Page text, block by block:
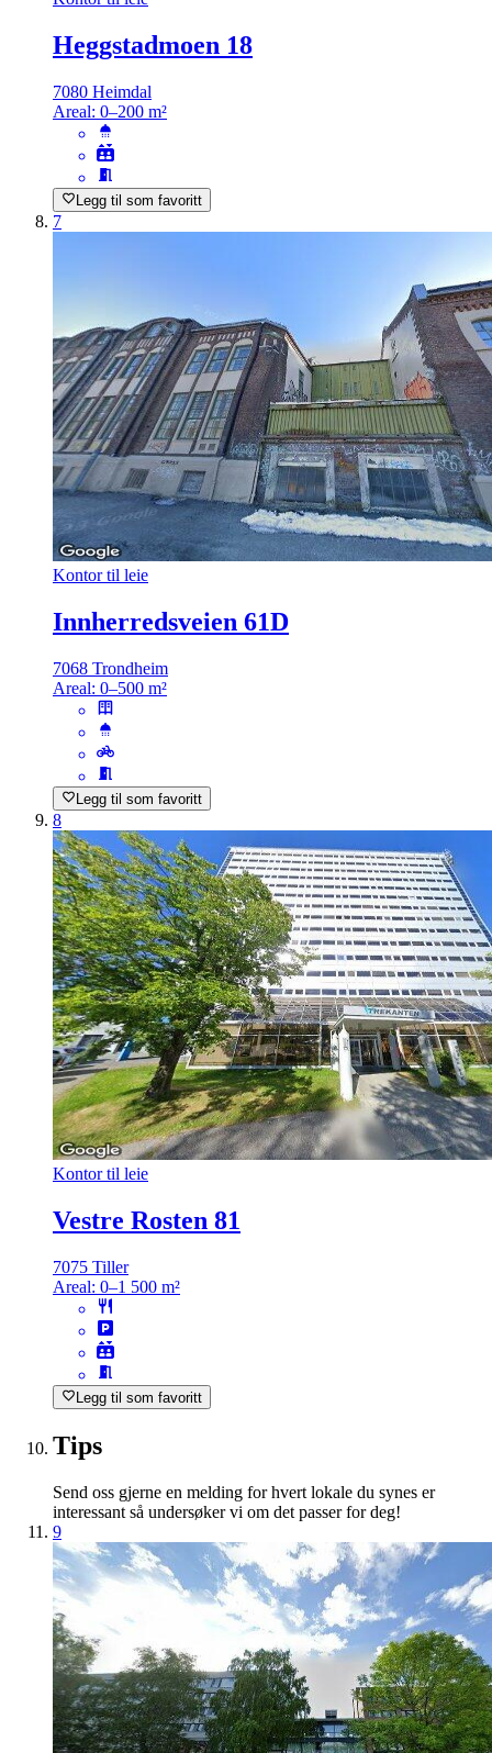
Heggstadmoen 18
7080 Heimdal
Areal: 0–200 m²
Legg til som favoritt
7
Kontor til leie
Innherredsveien 61D
7068 Trondheim
Areal: 0–500 m²
Legg til som favoritt
8
Kontor til leie
Vestre Rosten 81
7075 Tiller
Areal: 0–1 500 m²
Legg til som favoritt
Tips
Send oss gjerne en melding for hvert lokale du synes er
interessant så undersøker vi om det passer for deg!
9